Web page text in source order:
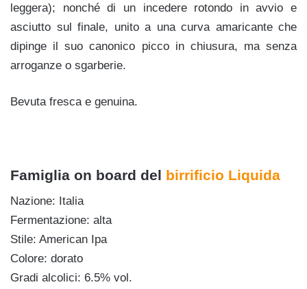
leggera); nonché di un incedere rotondo in avvio e
asciutto sul finale, unito a una curva amaricante che
dipinge il suo canonico picco in chiusura, ma senza
arroganze o sgarberie.
Bevuta fresca e genuina.
Famiglia on board del birrificio Liquida
Nazione: Italia
Fermentazione: alta
Stile: American Ipa
Colore: dorato
Gradi alcolici: 6.5% vol.